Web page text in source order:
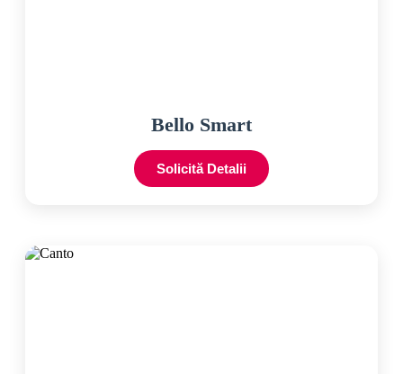
Bello Smart
Solicită Detalii